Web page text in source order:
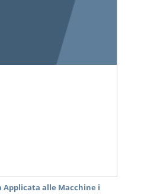
Applicata alle Macchine i